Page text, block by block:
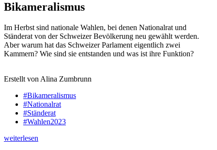
Bikameralismus
Im Herbst sind nationale Wahlen, bei denen Nationalrat und
Ständerat von der Schweizer Bevölkerung neu gewählt werden.
Aber warum hat das Schweizer Parlament eigentlich zwei
Kammern? Wie sind sie entstanden und was ist ihre Funktion?
Erstellt von Alina Zumbrunn
#Bikameralismus
#Nationalrat
#Ständerat
#Wahlen2023
weiterlesen